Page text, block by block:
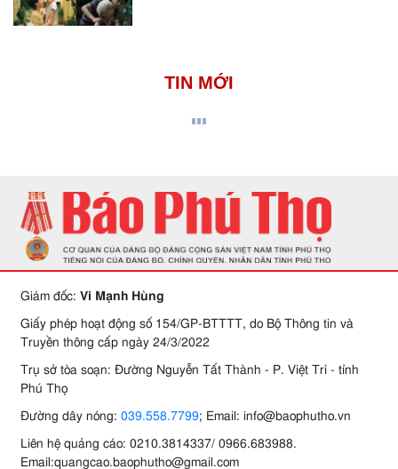
TIN MỚI
Giám đốc: Vi Mạnh Hùng
Giấy phép hoạt động số 154/GP-BTTTT, do Bộ Thông tin và
Truyền thông cấp ngày 24/3/2022
Trụ sở tòa soạn: Đường Nguyễn Tất Thành - P. Việt Trì - tỉnh
Phú Thọ
Đường dây nóng: 039.558.7799; Email: info@baophutho.vn
Liên hệ quảng cáo: 0210.3814337/ 0966.683988.
Email:quangcao.baophutho@gmail.com